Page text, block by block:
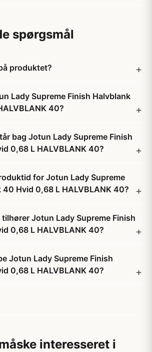
spørgsmål
produktet?
Lady Supreme Finish Halvblank
40?
bag Jotun Lady Supreme Finish
0,68 L HALVBLANK 40?
for Jotun Lady Supreme
40 Hvid 0,68 L HALVBLANK 40?
Jotun Lady Supreme Finish
0,68 L HALVBLANK 40?
Jotun Lady Supreme Finish
0,68 L HALVBLANK 40?
interesseret i